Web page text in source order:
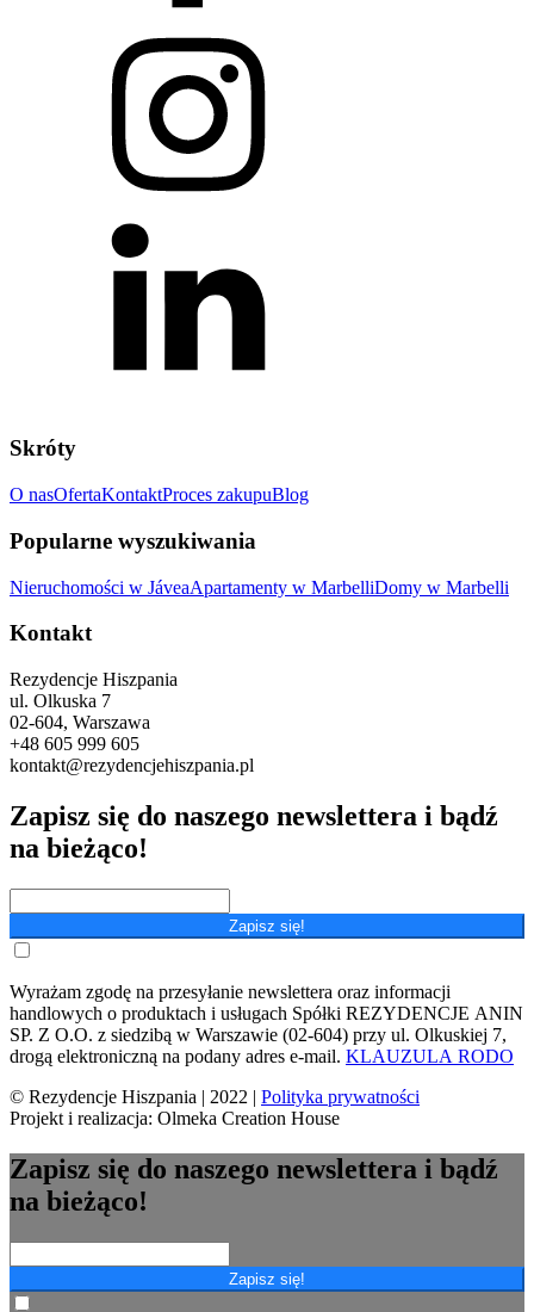
Skróty
O nasOfertaKontaktProces zakupuBlog
Popularne wyszukiwania
Nieruchomości w JáveaApartamenty w MarbelliDomy w Marbelli
Kontakt
Rezydencje Hiszpania
ul. Olkuska 7
02-604, Warszawa
+48 605 999 605
kontakt@rezydencjehiszpania.pl
Zapisz się do naszego newslettera i bądź
na bieżąco!
Zapisz się!
Wyrażam zgodę na przesyłanie newslettera oraz informacji
handlowych o produktach i usługach Spółki REZYDENCJE ANIN
SP. Z O.O. z siedzibą w Warszawie (02-604) przy ul. Olkuskiej 7,
drogą elektroniczną na podany adres e-mail. KLAUZULA RODO
© Rezydencje Hiszpania | 2022 | Polityka prywatności
Projekt i realizacja: Olmeka Creation House
Zapisz się do naszego newslettera i bądź
na bieżąco!
Zapisz się!